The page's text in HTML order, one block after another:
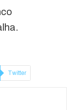
Twitter